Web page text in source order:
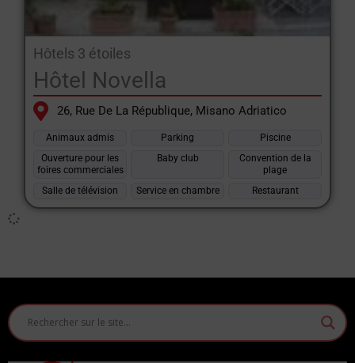
Hôtels 3 étoiles
Hôtel Novella
26, Rue De La République, Misano Adriatico
Animaux admis Parking
Piscine
Ouverture pour les
foires commerciales
Baby club
Convention de la
plage
Salle de télévision
Service en chambre Restaurant